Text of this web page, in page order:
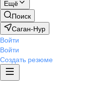
Ещё
Поиск
Саган-Нур
Войти
Войти
Создать резюме